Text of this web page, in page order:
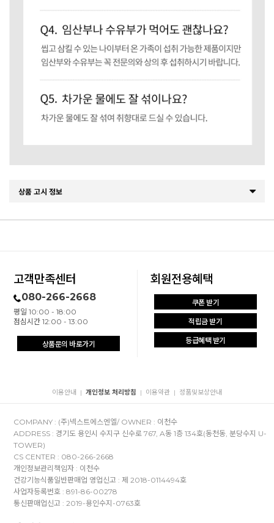
상품 고시 정보
고객만족센터
080-266-2668
평일 10:00 - 18:00
점심시간 12:00 - 13:00
상품문의 바로가기
회원전용혜택
쿠폰 받기
적립금 받기
등급혜택 받기
이용안내 | 개인정보 처리방침 | 이용약관 | 정품및보상안내
COMPANY : (주)넥스트에스엔엘/ OWNER : 이천수
ADDRESS : 경기도 용인시 수지구 신수로 767, A동 1층 134호(동천동, 분당수지 U-
TOWER)
CS CENTER : 080-266-2668
개인정보관리책임자 : 이천수
건강기능식품일반판매업 영업신고 : 제 2018-0114494호
사업자등록번호 : 891-86-00278
통신판매업신고 : 2019-용인수지-0763호